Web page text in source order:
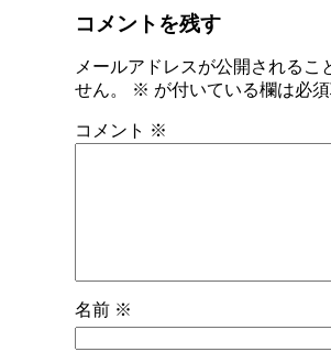
コメントを残す
メールアドレスが公開されるこ
せん。
※ が付いている欄は必
コメント ※
名前 ※